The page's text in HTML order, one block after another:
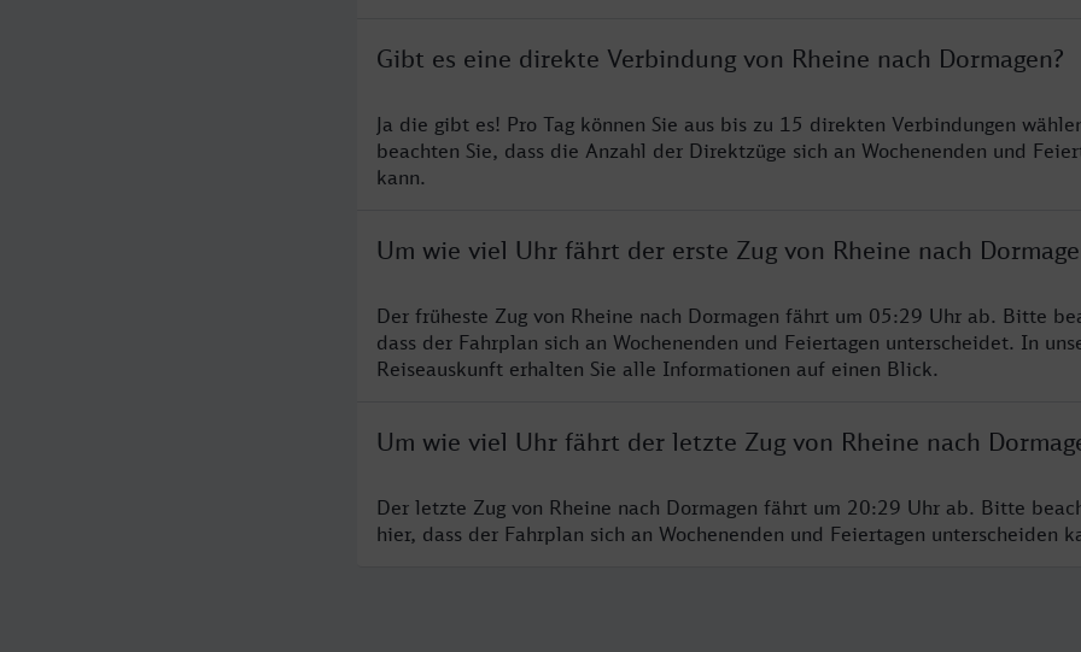
Gibt es eine direkte Verbindung von Rheine nach Dormagen?
Ja die gibt es! Pro Tag können Sie aus bis zu 15 direkten Verbindungen
beachten Sie, dass die Anzahl der Direktzüge sich an Wochenenden und
kann.
Um wie viel Uhr fährt der erste Zug von Rheine nach
Der früheste Zug von Rheine nach Dormagen fährt um 05:29 Uhr ab. Bitte
dass der Fahrplan sich an Wochenenden und Feiertagen unterscheidet. In
Reiseauskunft erhalten Sie alle Informationen auf einen Blick.
Um wie viel Uhr fährt der letzte Zug von Rheine nach
Der letzte Zug von Rheine nach Dormagen fährt um 20:29 Uhr ab. Bitte
hier, dass der Fahrplan sich an Wochenenden und Feiertagen unterscheiden